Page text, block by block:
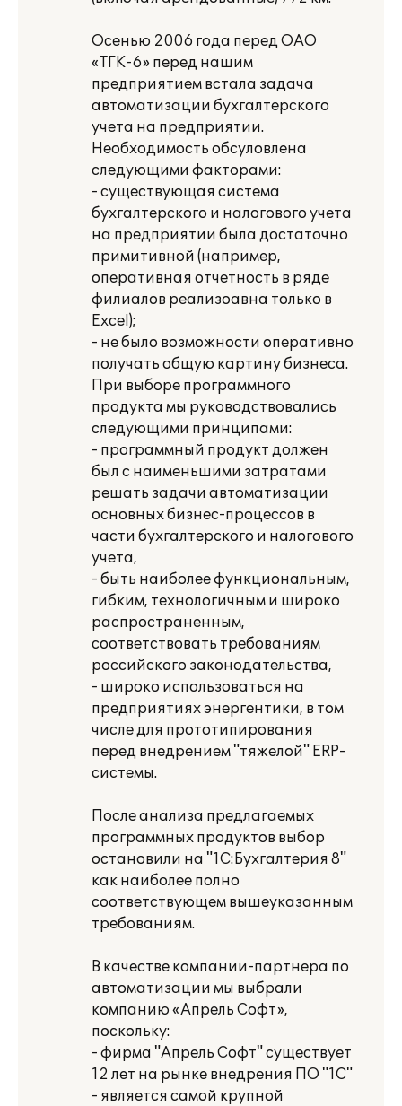
Осенью 2006 года перед ОАО
«ТГК-6» перед нашим
предприятием встала задача
автоматизации бухгалтерского
учета на предприятии.
Необходимость обсуловлена
следующими факторами:
- существующая система
бухгалтерского и налогового учета
на предприятии была достаточно
примитивной (например,
оперативная отчетность в ряде
филиалов реализоавна только в
Excel);
- не было возможности оперативно
получать общую картину бизнеса.
При выборе программного
продукта мы руководствовались
следующими принципами:
- программный продукт должен
был с наименьшими затратами
решать задачи автоматизации
основных бизнес-процессов в
части бухгалтерского и налогового
учета,
- быть наиболее функциональным,
гибким, технологичным и широко
распространенным,
соответствовать требованиям
российского законодательства,
- широко использоваться на
предприятиях энергентики, в том
числе для прототипирования
перед внедрением "тяжелой" ERP-
системы.
После анализа предлагаемых
программных продуктов выбор
остановили на "1С:Бухгалтерия 8"
как наиболее полно
соответствующем вышеуказанным
требованиям.
В качестве компании-партнера по
автоматизации мы выбрали
компанию «Апрель Софт»,
поскольку:
- фирма "Апрель Софт" существует
12 лет на рынке внедрения ПО "1С"
- является самой крупной